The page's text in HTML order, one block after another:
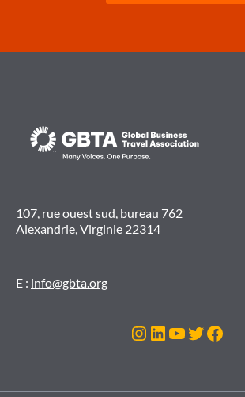
107, rue ouest sud, bureau 762
Alexandrie, Virginie 22314
E : info@gbta.org
Instagram
LinkedIn
YouTube
Twitter